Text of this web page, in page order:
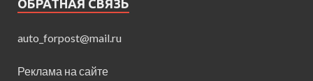
ОБРАТНАЯ СВЯЗЬ
auto_forpost@mail.ru
Реклама на сайте